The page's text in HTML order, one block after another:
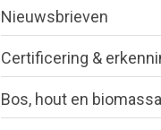
Nieuwsbrieven
Certificering &
Bos, hout en biomassa